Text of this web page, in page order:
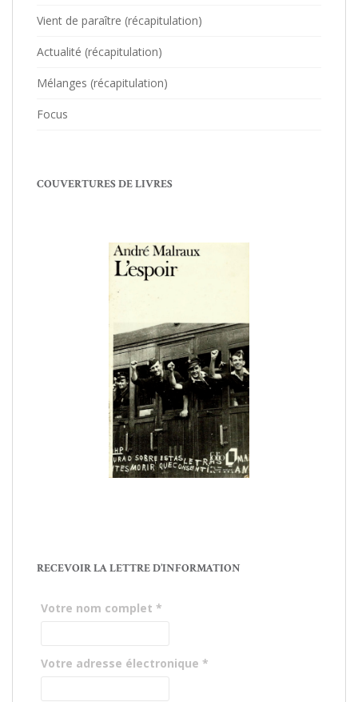
Vient de paraître (récapitulation)
Actualité (récapitulation)
Mélanges (récapitulation)
Focus
COUVERTURES DE LIVRES
RECEVOIR LA LETTRE D’INFORMATION
Votre nom complet *
Votre adresse électronique *